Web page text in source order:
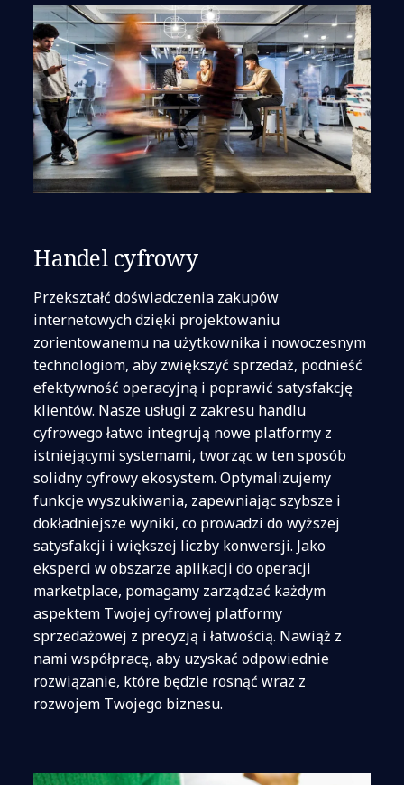
Handel cyfrowy
Przekształć doświadczenia zakupów
internetowych dzięki projektowaniu
zorientowanemu na użytkownika i nowoczesnym
technologiom, aby zwiększyć sprzedaż, podnieść
efektywność operacyjną i poprawić satysfakcję
klientów. Nasze usługi z zakresu handlu
cyfrowego łatwo integrują nowe platformy z
istniejącymi systemami, tworząc w ten sposób
solidny cyfrowy ekosystem. Optymalizujemy
funkcje wyszukiwania, zapewniając szybsze i
dokładniejsze wyniki, co prowadzi do wyższej
satysfakcji i większej liczby konwersji. Jako
eksperci w obszarze aplikacji do operacji
marketplace, pomagamy zarządzać każdym
aspektem Twojej cyfrowej platformy
sprzedażowej z precyzją i łatwością. Nawiąż z
nami współpracę, aby uzyskać odpowiednie
rozwiązanie, które będzie rosnąć wraz z
rozwojem Twojego biznesu.